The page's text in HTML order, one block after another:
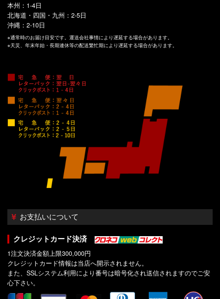
本州：1-4日
北海道・四国・九州：2-5日
沖縄：2-10日
※通常時のお届け目安です。運送会社事情により遅延する場合があります。
※天災、年末年始・長期連休等の配送繁忙期により遅延する場合があります。
お支払いについて
クレジットカード決済
1注文決済金額上限300,000円
クレジットカード情報は当店へ開示されません。
また、SSLシステム利用により番号は暗号化され送信されますのでご安
心下さい。